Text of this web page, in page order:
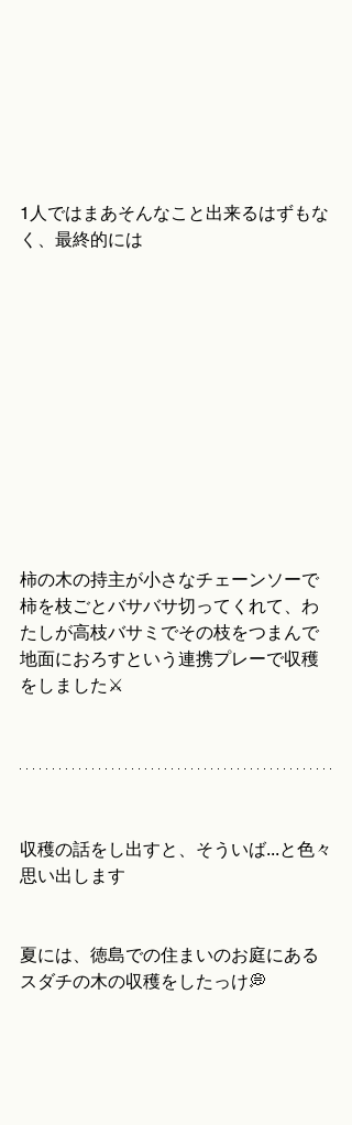
1人ではまあそんなこと出来るはずもな
く、最終的には
柿の木の持主が小さなチェーンソーで
柿を枝ごとバサバサ切ってくれて、わ
たしが高枝バサミでその枝をつまんで
地面におろすという連携プレーで収穫
をしました⚔️
収穫の話をし出すと、そういば...と色々
思い出します
夏には、徳島での住まいのお庭にある
スダチの木の収穫をしたっけ💭